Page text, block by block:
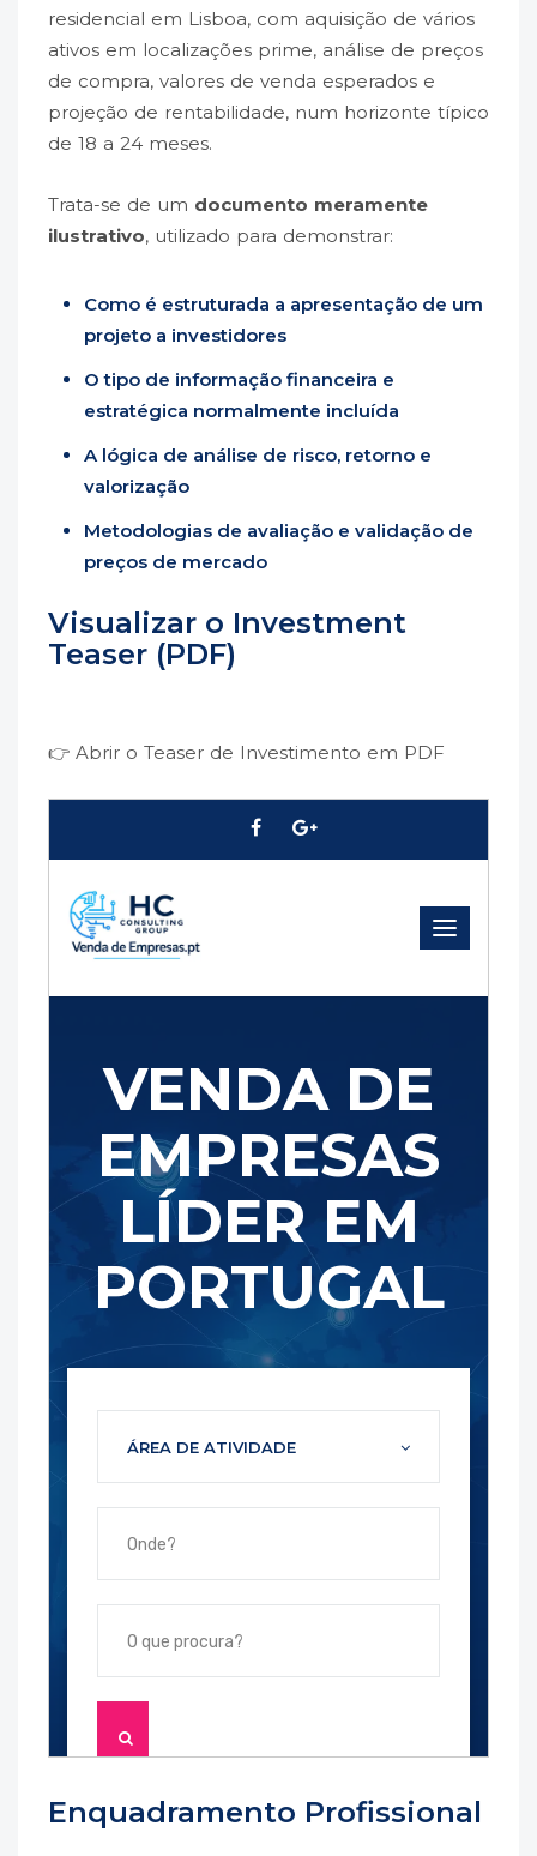
residencial em Lisboa, com aquisição de vários
ativos em localizações prime, análise de preços
de compra, valores de venda esperados e
projeção de rentabilidade, num horizonte típico
de 18 a 24 meses.
Trata-se de um documento meramente
ilustrativo, utilizado para demonstrar:
Como é estruturada a apresentação de um
projeto a investidores
O tipo de informação financeira e
estratégica normalmente incluída
A lógica de análise de risco, retorno e
valorização
Metodologias de avaliação e validação de
preços de mercado
Visualizar o Investment
Teaser (PDF)
👉 Abrir o Teaser de Investimento em PDF
Enquadramento Profissional